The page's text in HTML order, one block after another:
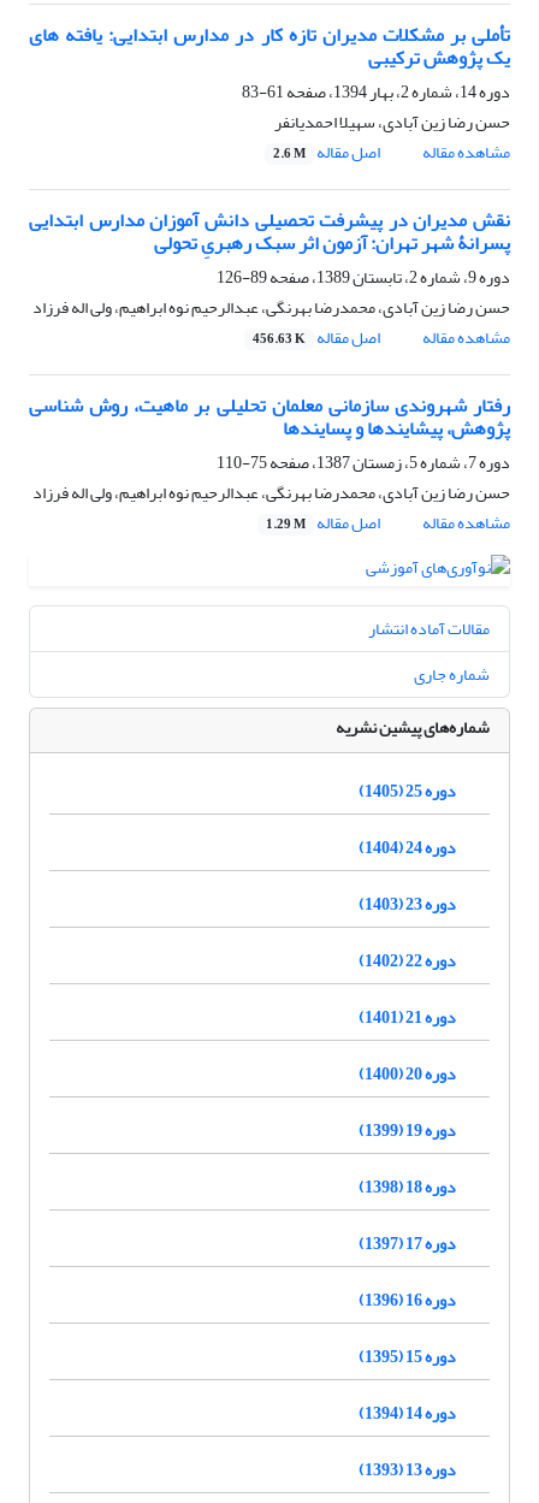
تأملی بر مشکلات مدیران تازه کار در مدارس ابتدایی: یافته های
یک پژوهش ترکیبی
دوره 14، شماره 2، بهار 1394، صفحه
61-83
حسن رضا زین آبادی، سهیلا احمدیانفر
مشاهده مقاله
اصل مقاله 2.6 M
نقش مدیران در پیشرفت تحصیلی دانش آموزان مدارس ابتدایی
پسرانۀ شهر تهران: آزمون اثر سبک رهبریِ تحولی
دوره 9، شماره 2، تابستان 1389، صفحه
89-126
حسن رضا زین آبادی، محمدرضا بهرنگی، عبدالرحیم نوه ابراهیم، ولی اله فرزاد
مشاهده مقاله
اصل مقاله 456.63 K
رفتار شهروندی سازمانی معلمان تحلیلی بر ماهیت، روش شناسی
پژوهش، پیشایندها و پسایندها
دوره 7، شماره 5، زمستان 1387، صفحه
75-110
حسن رضا زین آبادی، محمدرضا بهرنگی، عبدالرحیم نوه ابراهیم، ولی اله فرزاد
مشاهده مقاله
اصل مقاله 1.29 M
مقالات آماده انتشار
شماره جاری
شماره‌های پیشین نشریه
دوره 25 (1405)
دوره 24 (1404)
دوره 23 (1403)
دوره 22 (1402)
دوره 21 (1401)
دوره 20 (1400)
دوره 19 (1399)
دوره 18 (1398)
دوره 17 (1397)
دوره 16 (1396)
دوره 15 (1395)
دوره 14 (1394)
دوره 13 (1393)